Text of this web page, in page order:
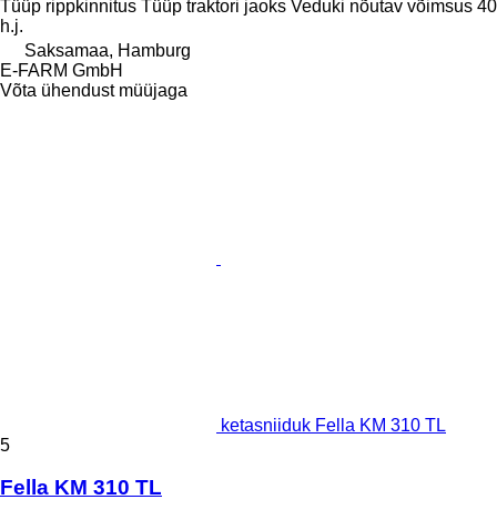
Tüüp rippkinnitus Tüüp traktori jaoks Veduki nõutav võimsus 40
h.j.
Saksamaa, Hamburg
E-FARM GmbH
Võta ühendust müüjaga
ketasniiduk Fella KM 310 TL
5
Fella KM 310 TL